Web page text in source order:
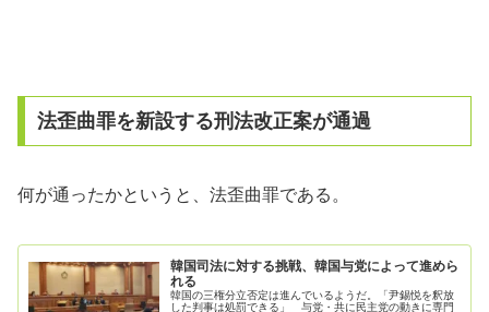
法歪曲罪を新設する刑法改正案が通過
何が通ったかというと、法歪曲罪である。
韓国司法に対する挑戦、韓国与党によって進めら
れる
韓国の三権分立否定は進んでいるようだ。「尹錫悦を釈放
した判事は処罰できる」 与党・共に民主党の動きに専門